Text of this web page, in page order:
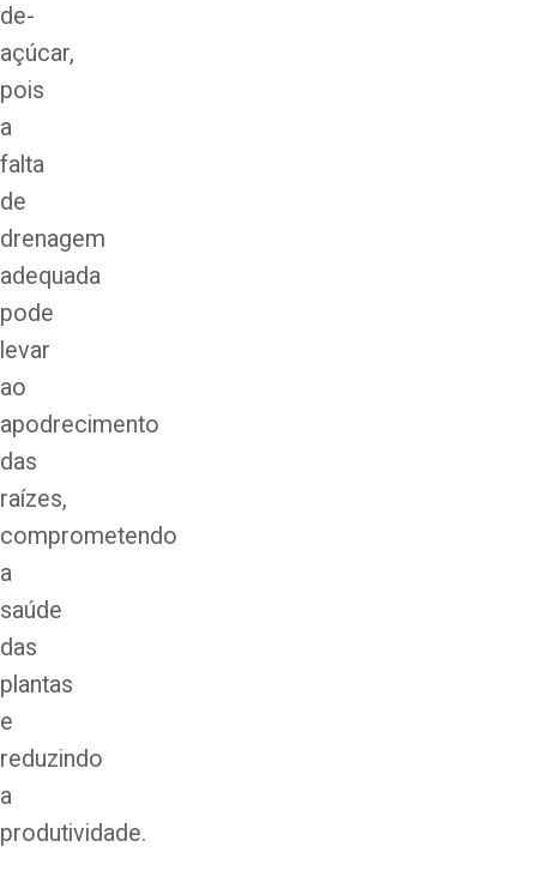
de-
açúcar,
pois
a
falta
de
drenagem
adequada
pode
levar
ao
apodrecimento
das
raízes,
comprometendo
a
saúde
das
plantas
e
reduzindo
a
produtividade.